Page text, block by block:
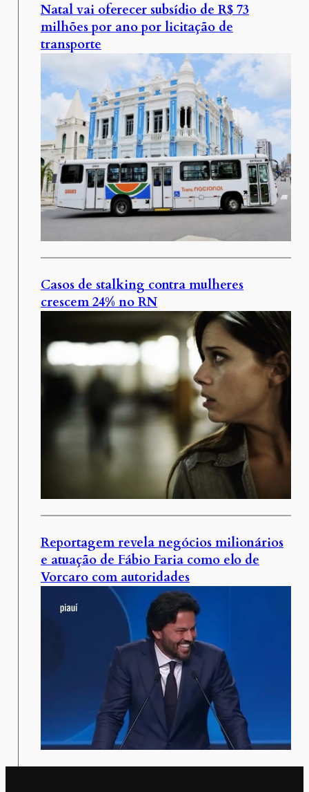
Natal vai oferecer subsídio de R$ 73
milhões por ano por licitação de
transporte
Casos de stalking contra mulheres
crescem 24% no RN
Reportagem revela negócios milionários
e atuação de Fábio Faria como elo de
Vorcaro com autoridades